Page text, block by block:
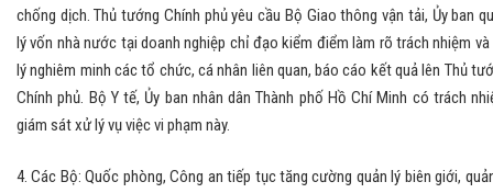
chống dịch. Thủ tướng Chính phủ yêu cầu Bộ Giao thông vận tải, Ủy ban
lý vốn nhà nước tại doanh nghiệp chỉ đạo kiểm điểm làm rõ trách nhiệm
lý nghiêm minh các tổ chức, cá nhân liên quan, báo cáo kết quả lên Thủ
Chính phủ. Bộ Y tế, Ủy ban nhân dân Thành phố Hồ Chí Minh có trách
giám sát xử lý vụ việc vi phạm này.
4. Các Bộ: Quốc phòng, Công an tiếp tục tăng cường quản lý biên giới,